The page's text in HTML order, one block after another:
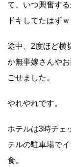
て、いつ興奮す
ドキしてたはずｗ
途中、2度ほど横
か無事嫁さんや
ごせました。
やれやれです。
ホテルは3時チェ
テルの駐車場で
食。